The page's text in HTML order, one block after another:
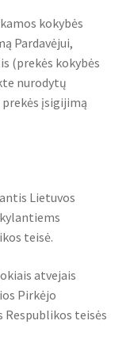
kokybės
Pardavėjui,
(prekės kokybės
nurodytų
įsigijimą
Lietuvos
teisė.
atvejais
Pirkėjo
teisės